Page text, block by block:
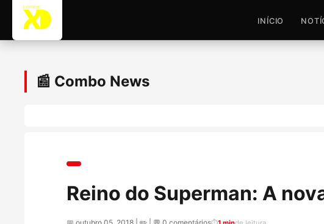
INÍCIO
📰 Combo News
Reino do Superman: A